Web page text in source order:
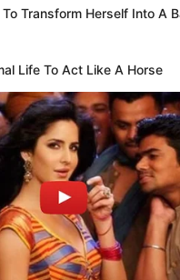
Transform Herself Into A
Life To Act Like A Horse